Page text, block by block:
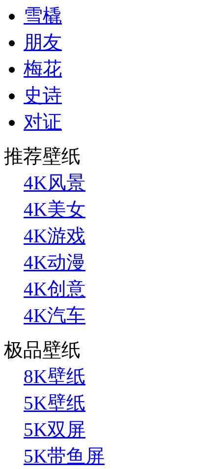
雪橇
朋友
梅花
史诗
对证
推荐壁纸
4K风景
4K美女
4K游戏
4K动漫
4K创意
4K汽车
极品壁纸
8K壁纸
5K壁纸
5K双屏
5K带鱼屏